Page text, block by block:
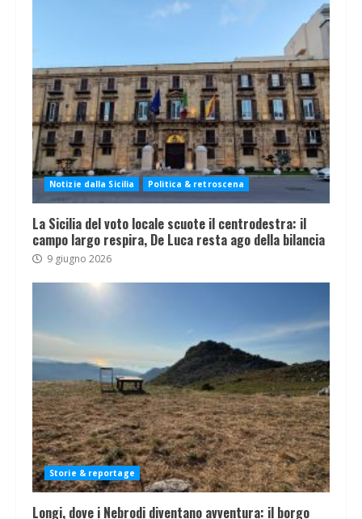
Notizie dalla Sicilia Politica & retroscena
La Sicilia del voto locale scuote il centrodestra: il
campo largo respira, De Luca resta ago della bilancia
9 giugno 2026
Storie & reportage
Longi, dove i Nebrodi diventano avventura: il borgo